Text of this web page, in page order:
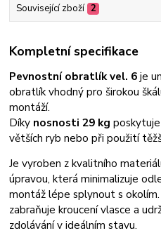
Související zboží 2
Kompletní specifikace
Pevnostní obratlík vel. 6je
obratlík vhodný pro širokou
montáží.
Díky nosnosti 29 kg
větších ryb nebo při použití
Je vyroben z kvalitního
úpravou, která minimalizuje
montáž lépe splynout s
zabraňuje kroucení vlasce a
zdolávání v ideálním stavu.